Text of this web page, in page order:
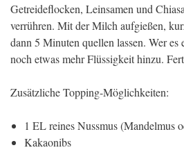
Getreideflocken, Leinsamen und
verrühren. Mit der Milch aufgießen,
dann 5 Minuten quellen lassen. Wer es
noch etwas mehr Flüssigkeit hinzu.
Zusätzliche Topping-Möglichkeiten:
1 EL reines Nussmus (Mandelmus
Kakaonibs